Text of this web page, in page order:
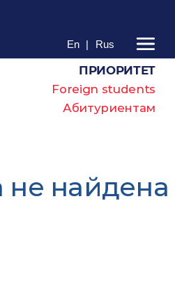
En | Rus
ПРИОРИТЕТ
Foreign students
Абитуриентам
не найдена